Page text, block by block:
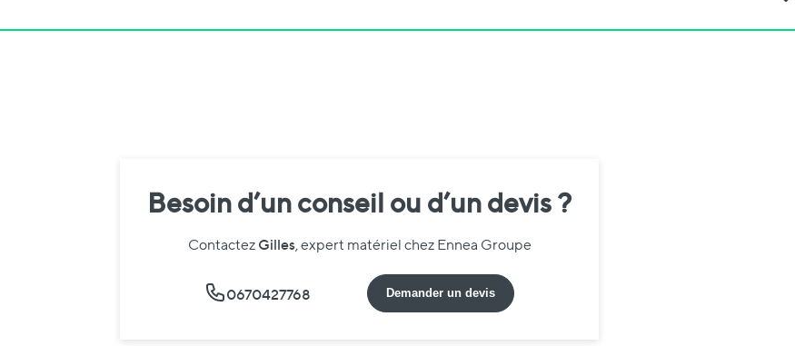
Besoin d’un conseil ou d’un devis ?
Contactez Gilles, expert matériel chez Ennea Groupe
0670427768 Demander un devis